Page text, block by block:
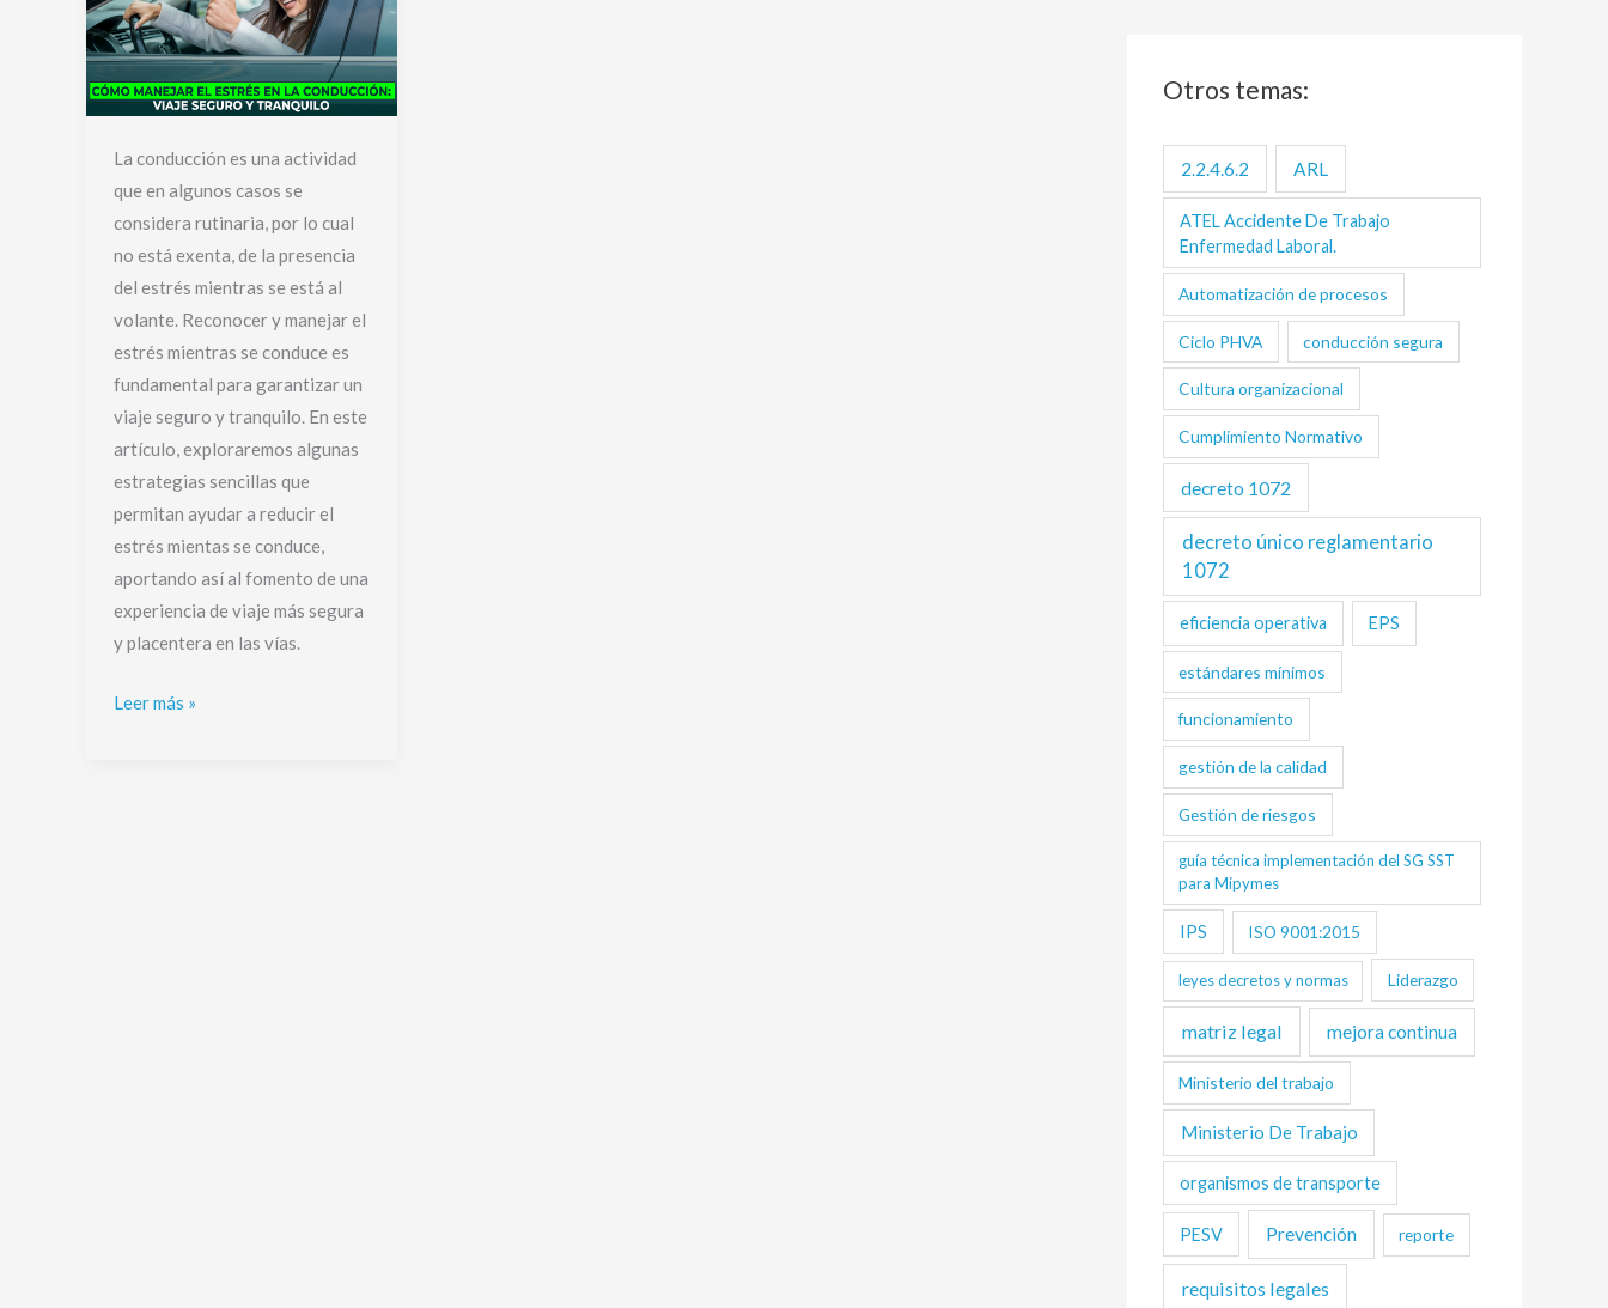
La conducción es una actividad
que en algunos casos se
considera rutinaria, por lo cual
no está exenta, de la presencia
del estrés mientras se está al
volante. Reconocer y manejar el
estrés mientras se conduce es
fundamental para garantizar un
viaje seguro y tranquilo. En este
artículo, exploraremos algunas
estrategias sencillas que
permitan ayudar a reducir el
estrés mientas se conduce,
aportando así al fomento de una
experiencia de viaje más segura
y placentera en las vías.
Leer más »
Otros temas:
2.2.4.6.2 ARL
ATEL Accidente De Trabajo
Enfermedad Laboral.
Automatización de procesos
Ciclo PHVA conducción segura
Cultura organizacional
Cumplimiento Normativo
decreto 1072
decreto único reglamentario
1072
eficiencia operativa EPS
estándares mínimos
funcionamiento
gestión de la calidad
Gestión de riesgos
guía técnica implementación del SG SST
para Mipymes
IPS ISO 9001:2015
leyes decretos y normas Liderazgo
matriz legal mejora continua
Ministerio del trabajo
Ministerio De Trabajo
organismos de transporte
PESV Prevención reporte
requisitos legales